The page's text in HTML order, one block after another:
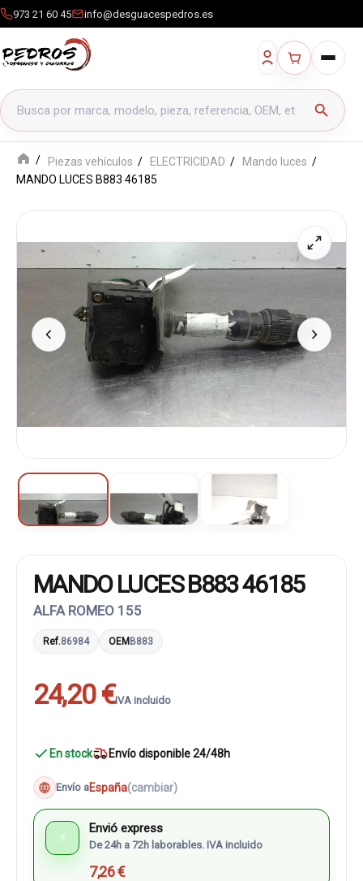
973 21 60 45 info@desguacespedros.es
Buscar productos
search
Piezas vehículos ELECTRICIDAD
Mando luces
MANDO LUCES B883 46185
MANDO LUCES B883 46185
ALFA ROMEO 155
Ref.86984 OEMB883
24,20 €IVA incluido
En stock Envío disponible 24/48h
Envío aEspaña(cambiar)
⚡
Envió express
De 24h a 72h laborables. IVA incluido
7,26 €